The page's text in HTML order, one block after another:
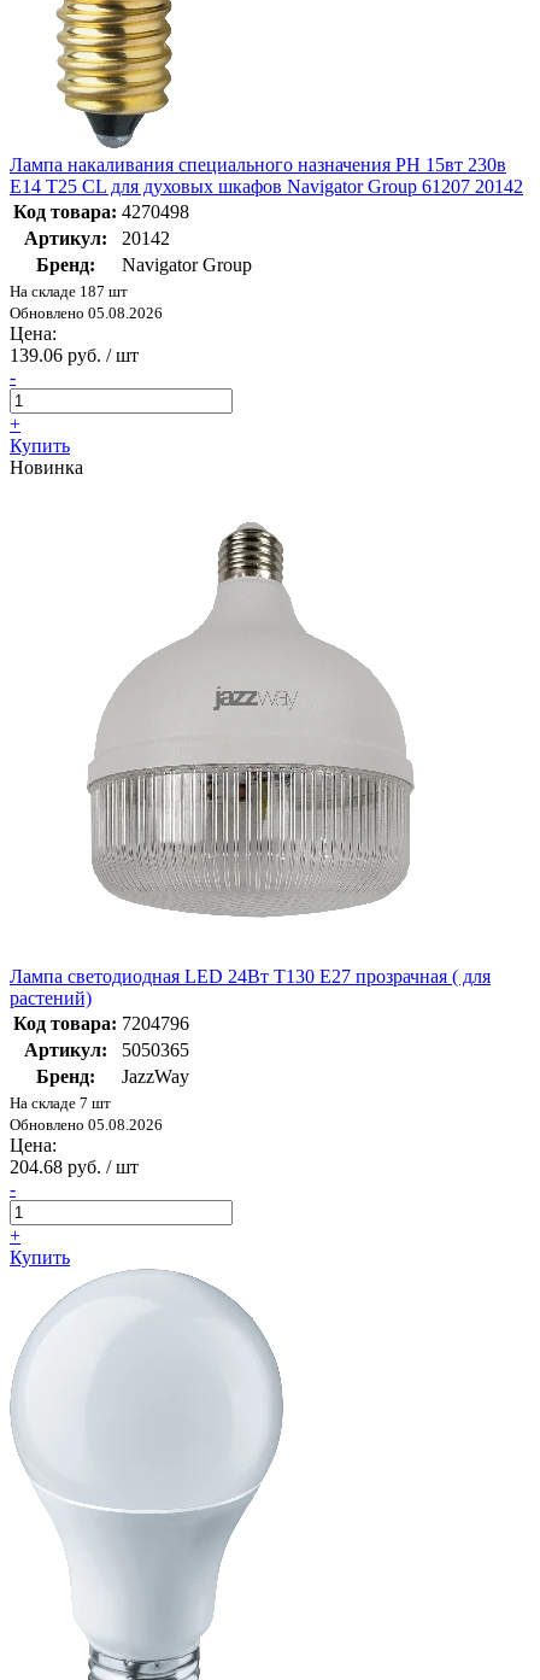
Лампа накаливания специального назначения РН 15вт 230в
Е14 T25 CL для духовых шкафов Navigator Group 61207 20142
Код товара: 4270498
Артикул:
20142
Бренд:
Navigator Group
На складе 187 шт
Обновлено 05.08.2026
Цена:
139.06 руб. / шт
-
+
Купить
Новинка
Лампа светодиодная LED 24Вт T130 Е27 прозрачная ( для
растений)
Код товара: 7204796
Артикул:
5050365
Бренд:
JazzWay
На складе 7 шт
Обновлено 05.08.2026
Цена:
204.68 руб. / шт
-
+
Купить